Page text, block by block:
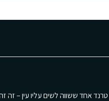
טרנד אחד ששווה לשים עליו עין – זה